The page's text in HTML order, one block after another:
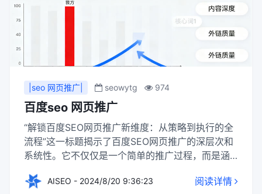
|seo 网页推广| seowytg 974
百度seo 网页推广
“解锁百度SEO网页推广新维度：从策略到执行的全
流程”这一标题揭示了百度SEO网页推广的深层次和
系统性。它不仅仅是一个简单的推广过程，而是涵
程中，首先需要明确推广目标，分析目标受众和竞
AISEO - 2024/8/20 9:36:23 阅读详情